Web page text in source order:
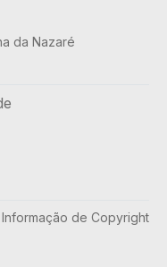
da Nazaré
de Copyright